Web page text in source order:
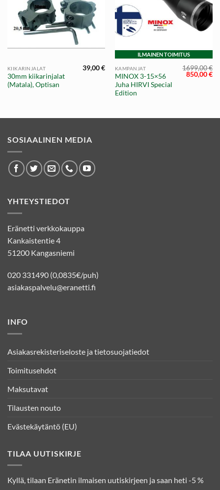
KIIKARINJALAT
30mm kiikarinjalat
(Matala), Optisan
39,00€
ILMAINEN TOIMITUS
KAMPANJAT
MINOX 3-15×56
Juha HIRVI Special
Edition
1699,00€
hinta
850,00€
SOSIAALINEN MEDIA
YHTEYSTIEDOT
Eränetti verkkokauppa
Kankaistentie 4
51200 Kangasniemi
020 331490 (0,0835€/puh)
asiakaspalvelu@eranetti.fi
INFO
Asiakasrekisteriseloste ja tietosuojatiedot
Toimitusehdot
Maksutavat
Tilausten nouto
Evästekäytäntö (EU)
TILAA UUTISKIRJE
Kyllä, tilaan Eränetin ilmaisen uutiskirjeen ja saan heti -5 %